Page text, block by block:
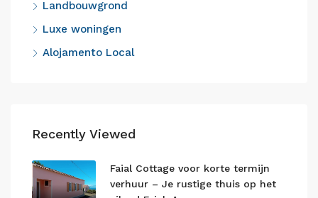
Landbouwgrond
Luxe woningen
Alojamento Local
Recently Viewed
Faial Cottage voor korte termijn
verhuur – Je rustige thuis op het